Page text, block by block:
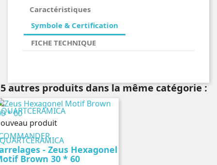
Caractéristiques
Symbole & Certification
FICHE TECHNIQUE
5 autres produits dans la même catégorie :
produit
- Zeus Hexagonel
Brown 30 * 60